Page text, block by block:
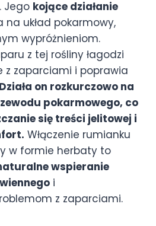
Jego kojące działanie
na układ pokarmowy,
wypróżnieniom.
z tej rośliny łagodzi
z zaparciami i poprawia
Działa on rozkurczowo na
pokarmowego, co
się treści jelitowej i
Włączenie rumianku
w formie herbaty to
wspieranie
i
z zaparciami.